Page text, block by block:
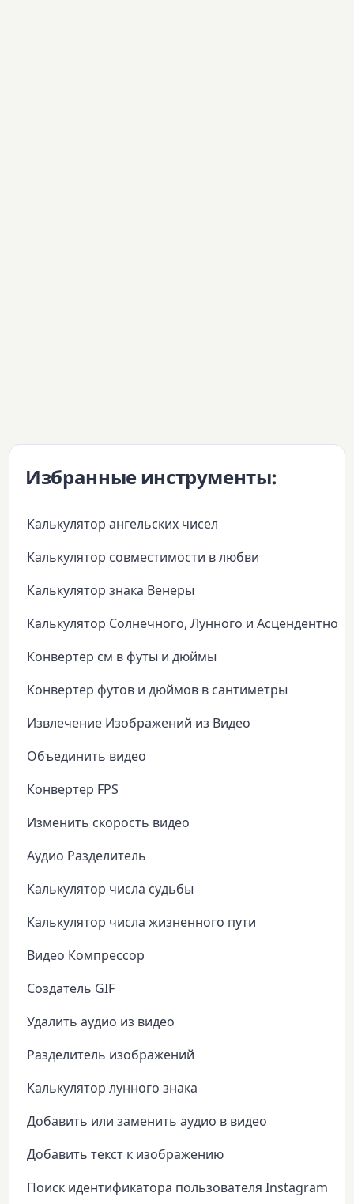
Избранные инструменты:
Калькулятор ангельских чисел
Калькулятор совместимости в любви
Калькулятор знака Венеры
Калькулятор Солнечного, Лунного и Асцендентного
Конвертер см в футы и дюймы
Конвертер футов и дюймов в сантиметры
Извлечение Изображений из Видео
Объединить видео
Конвертер FPS
Изменить скорость видео
Аудио Разделитель
Калькулятор числа судьбы
Калькулятор числа жизненного пути
Видео Компрессор
Создатель GIF
Удалить аудио из видео
Разделитель изображений
Калькулятор лунного знака
Добавить или заменить аудио в видео
Добавить текст к изображению
Поиск идентификатора пользователя Instagram